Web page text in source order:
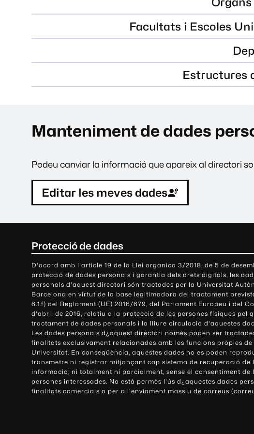
Facultats i Escoles
Estructures
Manteniment de dades
Podeu canviar la informació que apareix al directori
Editar les meves dades
Protecció de dades
D'acord amb l'article 19 de la Llei orgànica 3/2018, de 5 de
protecció de dades personals i garantia dels drets digitals, les
personals d'aquest directori són tractades per la Universitat
Barcelona en virtut de la base legitimadora del tractament
6.1.f) del Reglament (UE) 2016/679, del Parlament Europeu i del
d'abril de 2016, relatiu a la protecció de les persones físiques pel
tractament de dades personals i la lliure circulació d'aquestes
Les dades personals d¿aquest directori només poden ser
finalitats exclusivament relacionades amb les funcions pròpies de
Universitat. En conseqüència, aquestes dades no es poden
transmetre ni registrar mitjançant cap sistema de recuperació de
informació, ni totalment ni parcialment, sense el consentiment de
persones interessades. No està permès l'ús d¿aquestes dades
finalitats comercials o per a l'enviament massiu de correus